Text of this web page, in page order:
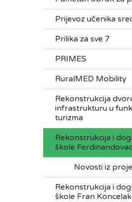
Prijevoz učenika
Prilika za sve 7
PRIMES
RuralMED Mobility
Rekonstrukcija
infrastrukturu u
turizma
Rekonstrukcija i
škole Ferdinandovac
Novosti iz
Rekonstrukcija i
škole Fran